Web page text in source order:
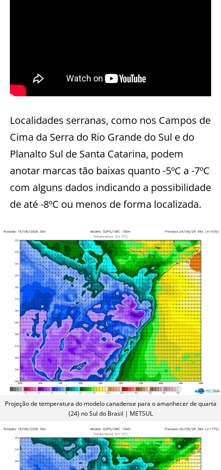
Localidades serranas, como nos Campos de
Cima da Serra do Rio Grande do Sul e do
Planalto Sul de Santa Catarina, podem
anotar marcas tão baixas quanto -5ºC a -7ºC
com alguns dados indicando a possibilidade
de até -8ºC ou menos de forma localizada.
Projeção de temperatura do modelo canadense para o amanhecer de quarta
(24) no Sul do Brasil | METSUL